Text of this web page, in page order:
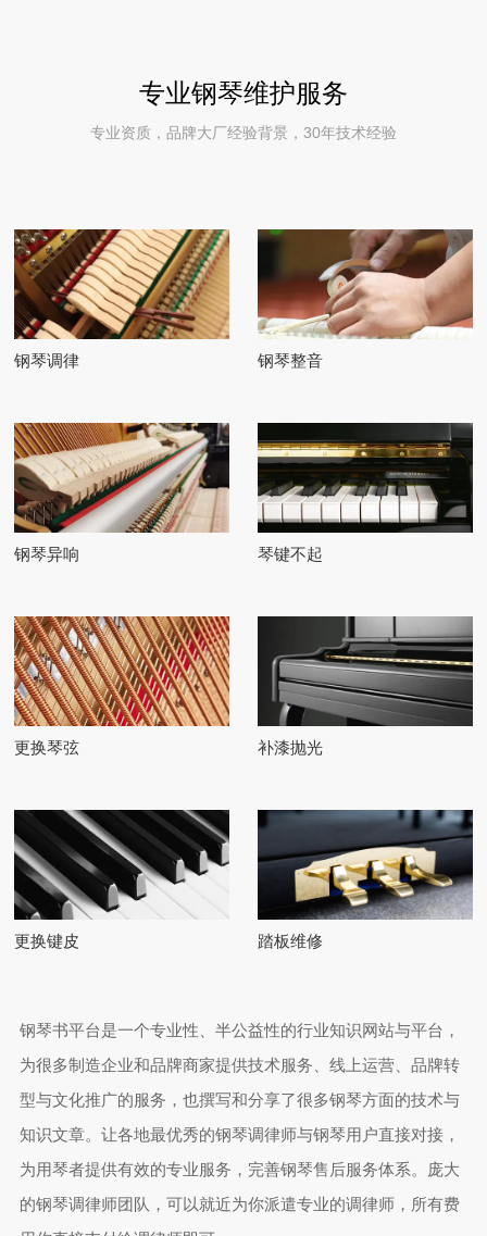
专业钢琴维护服务
专业资质，品牌大厂经验背景，30年技术经验
钢琴调律 钢琴整音
钢琴异响 琴键不起
更换琴弦 补漆抛光
更换键皮 踏板维修
钢琴书平台是一个专业性、半公益性的行业知识网站与平台，
为很多制造企业和品牌商家提供技术服务、线上运营、品牌转
型与文化推广的服务，也撰写和分享了很多钢琴方面的技术与
知识文章。让各地最优秀的钢琴调律师与钢琴用户直接对接，
为用琴者提供有效的专业服务，完善钢琴售后服务体系。庞大
的钢琴调律师团队，可以就近为你派遣专业的调律师，所有费